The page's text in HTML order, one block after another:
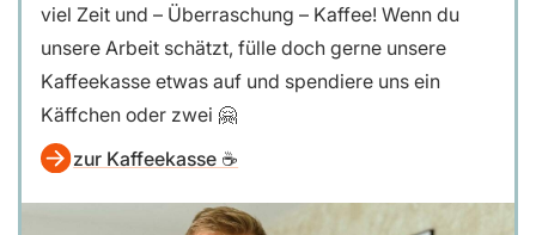
viel Zeit und – Überraschung – Kaffee! Wenn du
unsere Arbeit schätzt, fülle doch gerne unsere
Kaffeekasse etwas auf und spendiere uns ein
Käffchen oder zwei 🤗
zur Kaffeekasse ☕️